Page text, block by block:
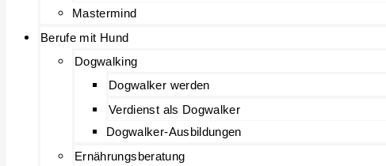
Mastermind
Berufe mit Hund
Dogwalking
Dogwalker werden
Verdienst als Dogwalker
Dogwalker-Ausbildungen
Ernährungsberatung